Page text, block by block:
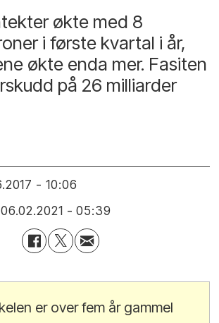
økte med 8
i første kvartal i år,
økte enda mer. Fasiten
på 26 milliarder
- 10:06
06.02.2021 - 05:39
er over fem år gammel